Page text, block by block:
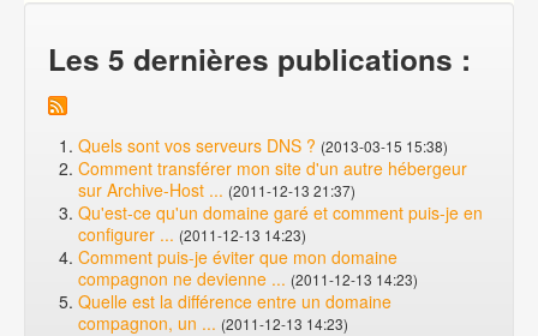
Les 5 dernières publications :
Quels sont vos serveurs DNS ? (2013-03-15 15:38)
Comment transférer mon site d'un autre hébergeur
sur Archive-Host ... (2011-12-13 21:37)
Qu'est-ce qu'un domaine garé et comment puis-je en
configurer ... (2011-12-13 14:23)
Comment puis-je éviter que mon domaine
compagnon ne devienne ... (2011-12-13 14:23)
Quelle est la différence entre un domaine
compagnon, un ... (2011-12-13 14:23)